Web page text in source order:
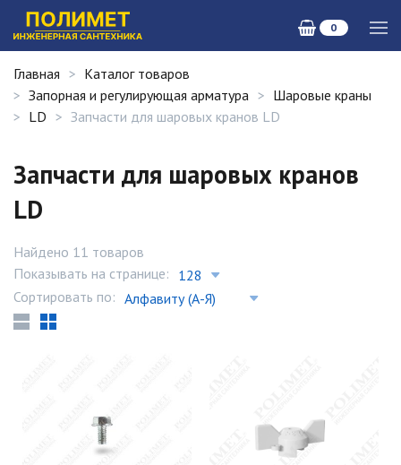
0
Главная
Каталог товаров
Запорная и регулирующая арматура
Шаровые краны
LD
Запчасти для шаровых кранов LD
Запчасти для шаровых кранов
LD
Найдено 11 товаров
Показывать на странице:
Сортировать по: